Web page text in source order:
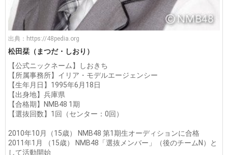
出典： https://48pedia.org
松田栞（まつだ・しおり）
【公式ニックネーム】しおきち
【所属事務所】イリア・モデルエージェンシー
【生年月日】1995年6月18日
【出身地】兵庫県
【合格期】NMB48 1期
【選抜回数】1回（センター：0回）
2010年10月（15歳） NMB48 第1期生オーディションに合格
2011年1月 （15歳） NMB48「選抜メンバー」（後のチームN）と
して活動開始